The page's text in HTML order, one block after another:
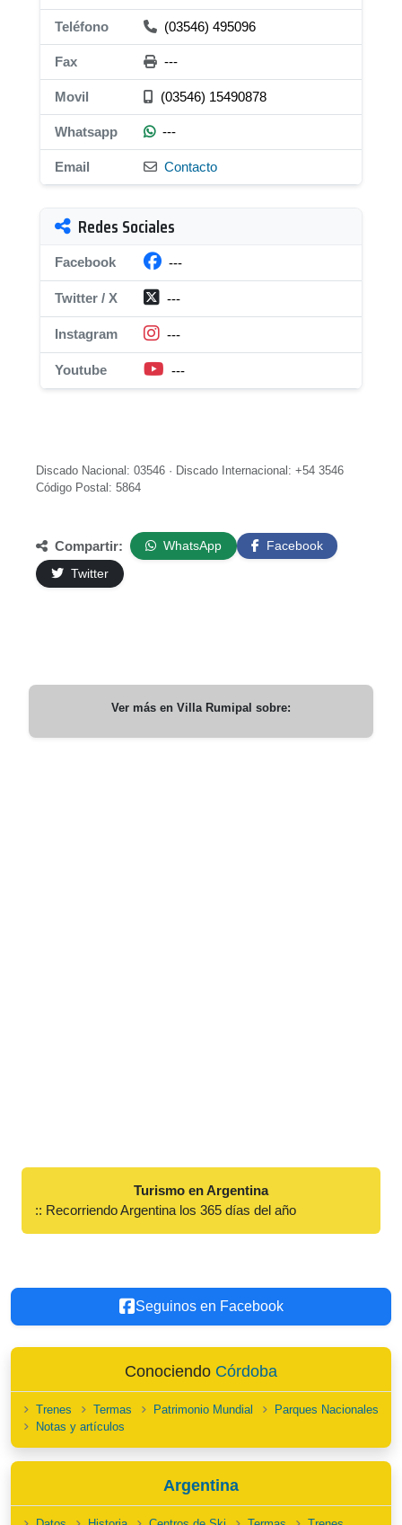
Teléfono (03546) 495096
Fax ---
Movil (03546) 15490878
Whatsapp ---
Email Contacto
Redes Sociales
Facebook ---
Twitter / X ---
Instagram ---
Youtube ---
Discado Nacional: 03546 · Discado Internacional: +54 3546
Código Postal: 5864
Compartir: WhatsApp
Facebook
Twitter
Ver más en Villa Rumipal sobre:
Turismo en Argentina
:: Recorriendo Argentina los 365 días del año
Seguinos en Facebook
Conociendo Córdoba
Trenes Termas Patrimonio Mundial
Parques Nacionales
Notas y artículos
Argentina